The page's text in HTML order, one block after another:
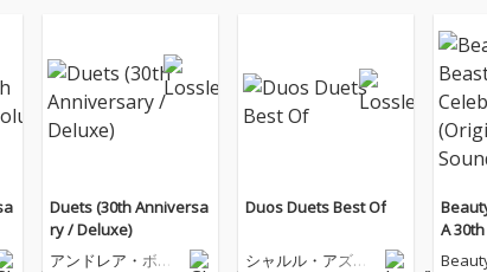
Duets (30th Anniversa
ry / Deluxe)
アンドレア・ボチ
Duos Duets Best Of
シャルル・アズナ
A
ginal